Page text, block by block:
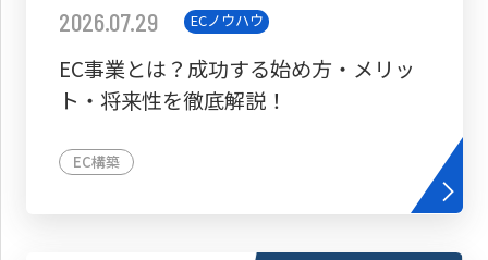
2026.07.29 ECノウハウ
EC事業とは？成功する始め方・メリッ
ト・将来性を徹底解説！
EC構築